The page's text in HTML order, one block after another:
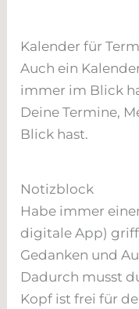
Kalender für
Auch ein
immer im Blick
Deine Termine,
Blick hast.
Notizblock
Habe immer
digitale App)
Gedanken und
Dadurch musst
Kopf ist frei für